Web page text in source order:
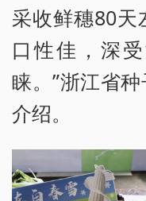
采收鲜穗80天
口性佳，深
睐。”浙江省
介绍。